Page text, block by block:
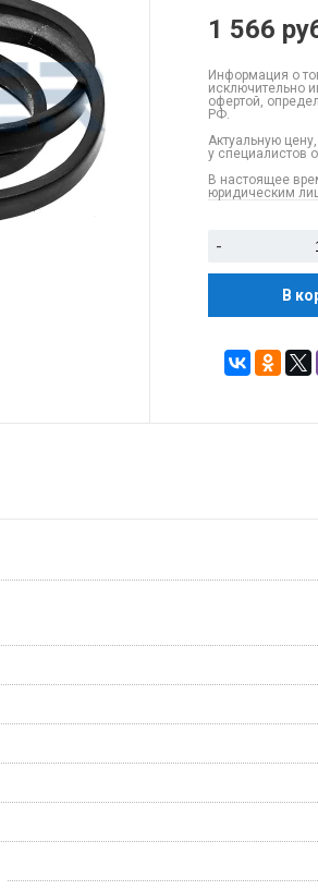
1 566
Информация о
исключительно
офертой,
РФ.
Актуальную
у специалистов
В настоящее
юридическим
-
В